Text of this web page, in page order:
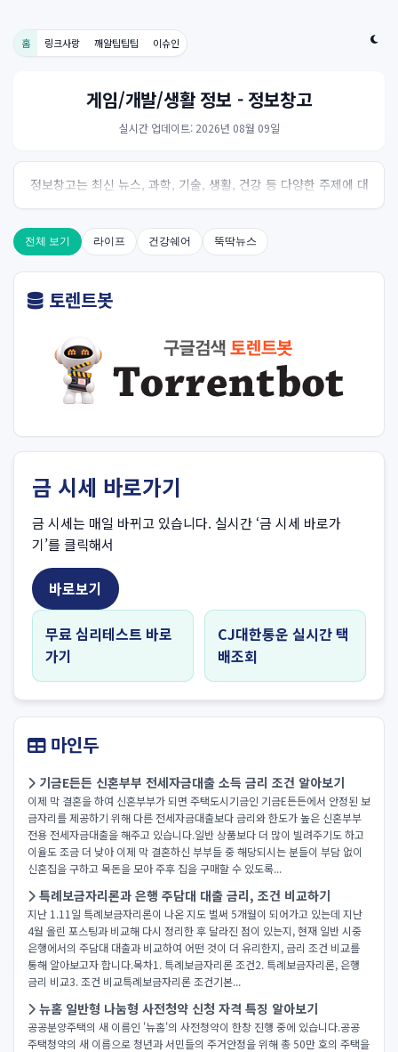
홈 링크사랑 깨알팁팁팁 이슈인
게임/개발/생활 정보 - 정보창고
실시간 업데이트: 2026년 08월 09일
정보창고는 최신 뉴스, 과학, 기술, 생활, 건강 등 다양한 주제에 대
한 신뢰성 있는 정보를 제공하는 온라인 자료실입니다.
전체 보기 라이프 건강쉐어 뚝딱뉴스
토렌트봇
금 시세 바로가기
금 시세는 매일 바뀌고 있습니다. 실시간 ‘금 시세 바로가
기’를 클릭해서
바로보기
무료 심리테스트 바로
가기
CJ대한통운 실시간 택
배조회
마인두
기금E든든 신혼부부 전세자금대출 소득 금리 조건 알아보기
이제 막 결혼을 하여 신혼부부가 되면 주택도시기금인 기금E든든에서 안정된 보
금자리를 제공하기 위해 다른 전세자금대출보다 금리와 한도가 높은 신혼부부
전용 전세자금대출을 해주고 있습니다.일반 상품보다 더 많이 빌려주기도 하고
이율도 조금 더 낮아 이제 막 결혼하신 부부들 중 해당되시는 분들이 부담 없이
신혼집을 구하고 목돈을 모아 주후 집을 구매할 수 있도록...
특례보금자리론과 은행 주담대 대출 금리, 조건 비교하기
지난 1.11일 특례보금자리론이 나온 지도 벌써 5개월이 되어가고 있는데 지난
4월 올린 포스팅과 비교해 다시 정리한 후 달라진 점이 있는지, 현재 일반 시중
은행에서의 주담대 대출과 비교하여 어떤 것이 더 유리한지, 금리 조건 비교를
통해 알아보고자 합니다.목차1. 특례보금자리론 조건2. 특례보금자리론, 은행
금리 비교3. 조건 비교특례보금자리론 조건기본...
뉴홈 일반형 나눔형 사전청약 신청 자격 특징 알아보기
공공분양주택의 새 이름인 '뉴홈'의 사전청약이 한창 진행 중에 있습니다.공공
주택청약의 새 이름으로 청년과 서민들의 주거안정을 위해 총 50만 호의 주택을